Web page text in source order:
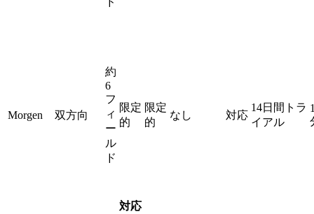
Morgen 双方向
約
6
フ
ィ
ー
ル
ド
限定
的
限定
的
なし 対応
14日間トラ
イアル
対応